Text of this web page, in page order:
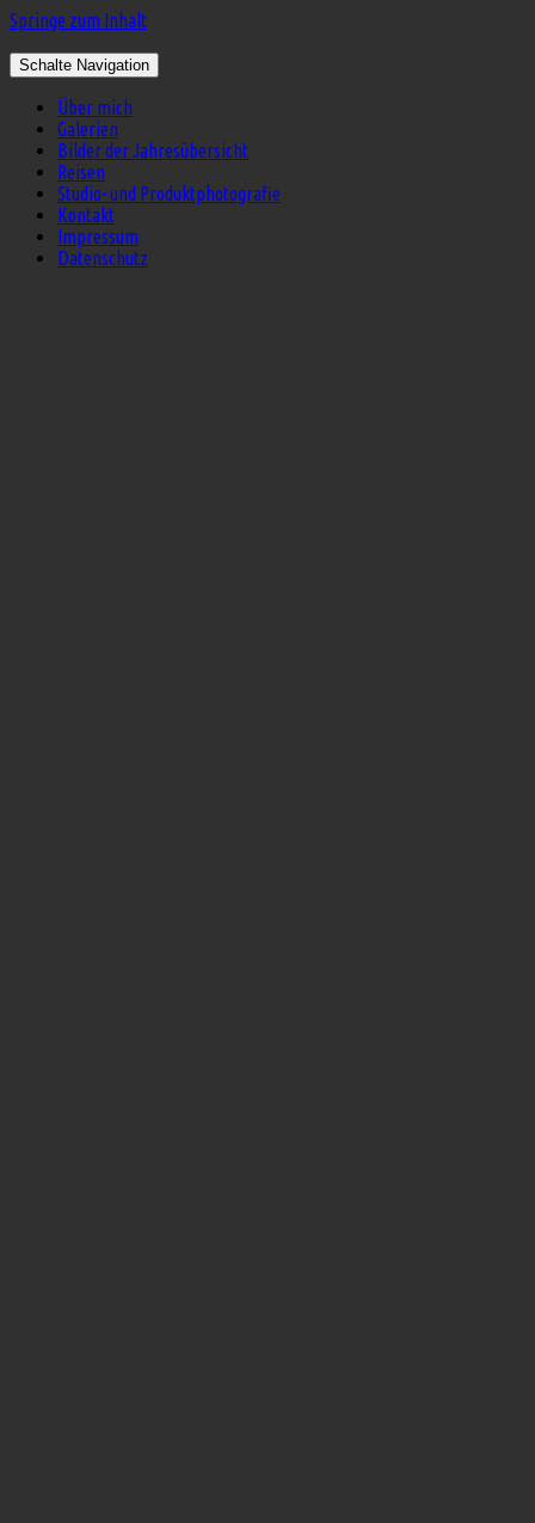
Springe zum Inhalt
Schalte Navigation
Über mich
Galerien
Bilder der Jahresübersicht
Reisen
Studio- und Produktphotografie
Kontakt
Impressum
Datenschutz